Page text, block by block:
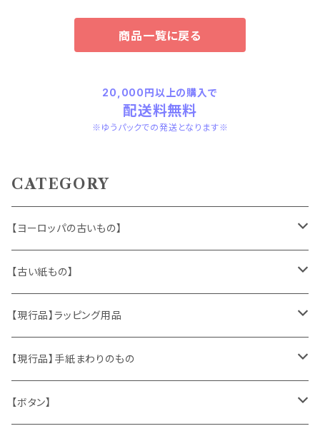
商品一覧に戻る
20,000円以上の購入で
配送料無料
※ゆうパックでの発送となります※
CATEGORY
【ヨーロッパの古いもの】
ヴィンテージアクセサリー
おもちゃ、ぬいぐるみ
くま、テディベア
うさぎ
ヴィンテージファブリック
ハンドメイド製品
【古い紙もの】
切手、FDC
ポストカード、カレンダー
マッチラベル、食品ラベル
【現行品】ラッピング用品
伝票、タグ、シール
袋、ラッピングペーパー
【現行品】手紙まわりのもの
封筒、ポストカード
【ボタン】